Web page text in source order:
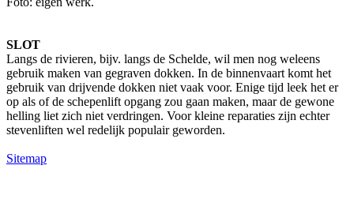
SLOT
Langs de rivieren, bijv. langs de Schelde, wil men nog weleens
gebruik maken van gegraven dokken. In de binnenvaart komt het
gebruik van drijvende dokken niet vaak voor. Enige tijd leek het er
op als of de schepenlift opgang zou gaan maken, maar de gewone
helling liet zich niet verdringen. Voor kleine reparaties zijn echter
stevenliften wel redelijk populair geworden.
Sitemap